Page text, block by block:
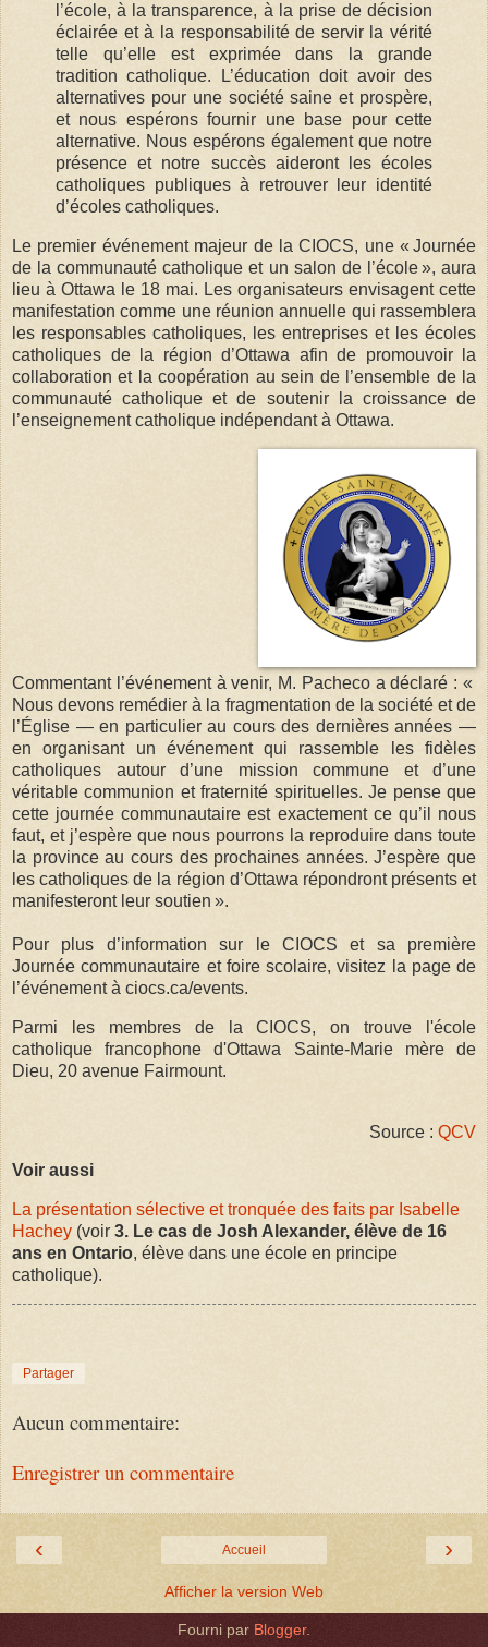
l’école, à la transparence, à la prise de décision
éclairée et à la responsabilité de servir la vérité
telle qu’elle est exprimée dans la grande
tradition catholique. L’éducation doit avoir des
alternatives pour une société saine et prospère,
et nous espérons fournir une base pour cette
alternative. Nous espérons également que notre
présence et notre succès aideront les écoles
catholiques publiques à retrouver leur identité
d’écoles catholiques.
Le premier événement majeur de la CIOCS, une « Journée
de la communauté catholique et un salon de l’école », aura
lieu à Ottawa le 18 mai. Les organisateurs envisagent cette
manifestation comme une réunion annuelle qui rassemblera
les responsables catholiques, les entreprises et les écoles
catholiques de la région d’Ottawa afin de promouvoir la
collaboration et la coopération au sein de l’ensemble de la
communauté catholique et de soutenir la croissance de
l’enseignement catholique indépendant à Ottawa.
Commentant l’événement à venir, M. Pacheco a déclaré : «
Nous devons remédier à la fragmentation de la société et de
l’Église — en particulier au cours des dernières années —
en organisant un événement qui rassemble les fidèles
catholiques autour d’une mission commune et d’une
véritable communion et fraternité spirituelles. Je pense que
cette journée communautaire est exactement ce qu’il nous
faut, et j’espère que nous pourrons la reproduire dans toute
la province au cours des prochaines années. J’espère que
les catholiques de la région d’Ottawa répondront présents et
manifesteront leur soutien ».
Pour plus d’information sur le CIOCS et sa première
Journée communautaire et foire scolaire, visitez la page de
l’événement à ciocs.ca/events.
Parmi les membres de la CIOCS, on trouve l'école
catholique francophone d'Ottawa Sainte-Marie mère de
Dieu, 20 avenue Fairmount.
Source : QCV
Voir aussi
La présentation sélective et tronquée des faits par Isabelle
Hachey (voir 3. Le cas de Josh Alexander, élève de 16
ans en Ontario, élève dans une école en principe
catholique).
Partager
Aucun commentaire:
Enregistrer un commentaire
‹ ›
Accueil
Afficher la version Web
Fourni par Blogger.